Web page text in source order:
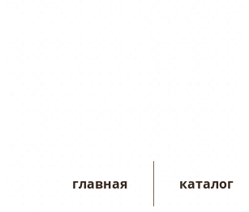
главная каталог